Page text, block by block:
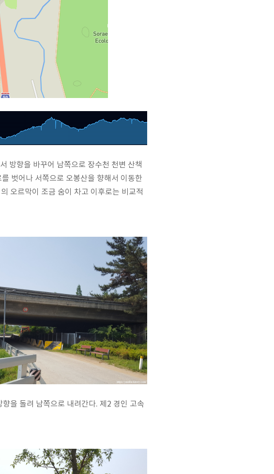
방향을 바꾸어 남쪽으로 장수천 천변 산책
벗어나 서쪽으로 오봉산을 향해서 이동한
오르막이 조금 숨이 차고 이후로는 비교적
을 돌려 남쪽으로 내려간다. 제2 경인 고속